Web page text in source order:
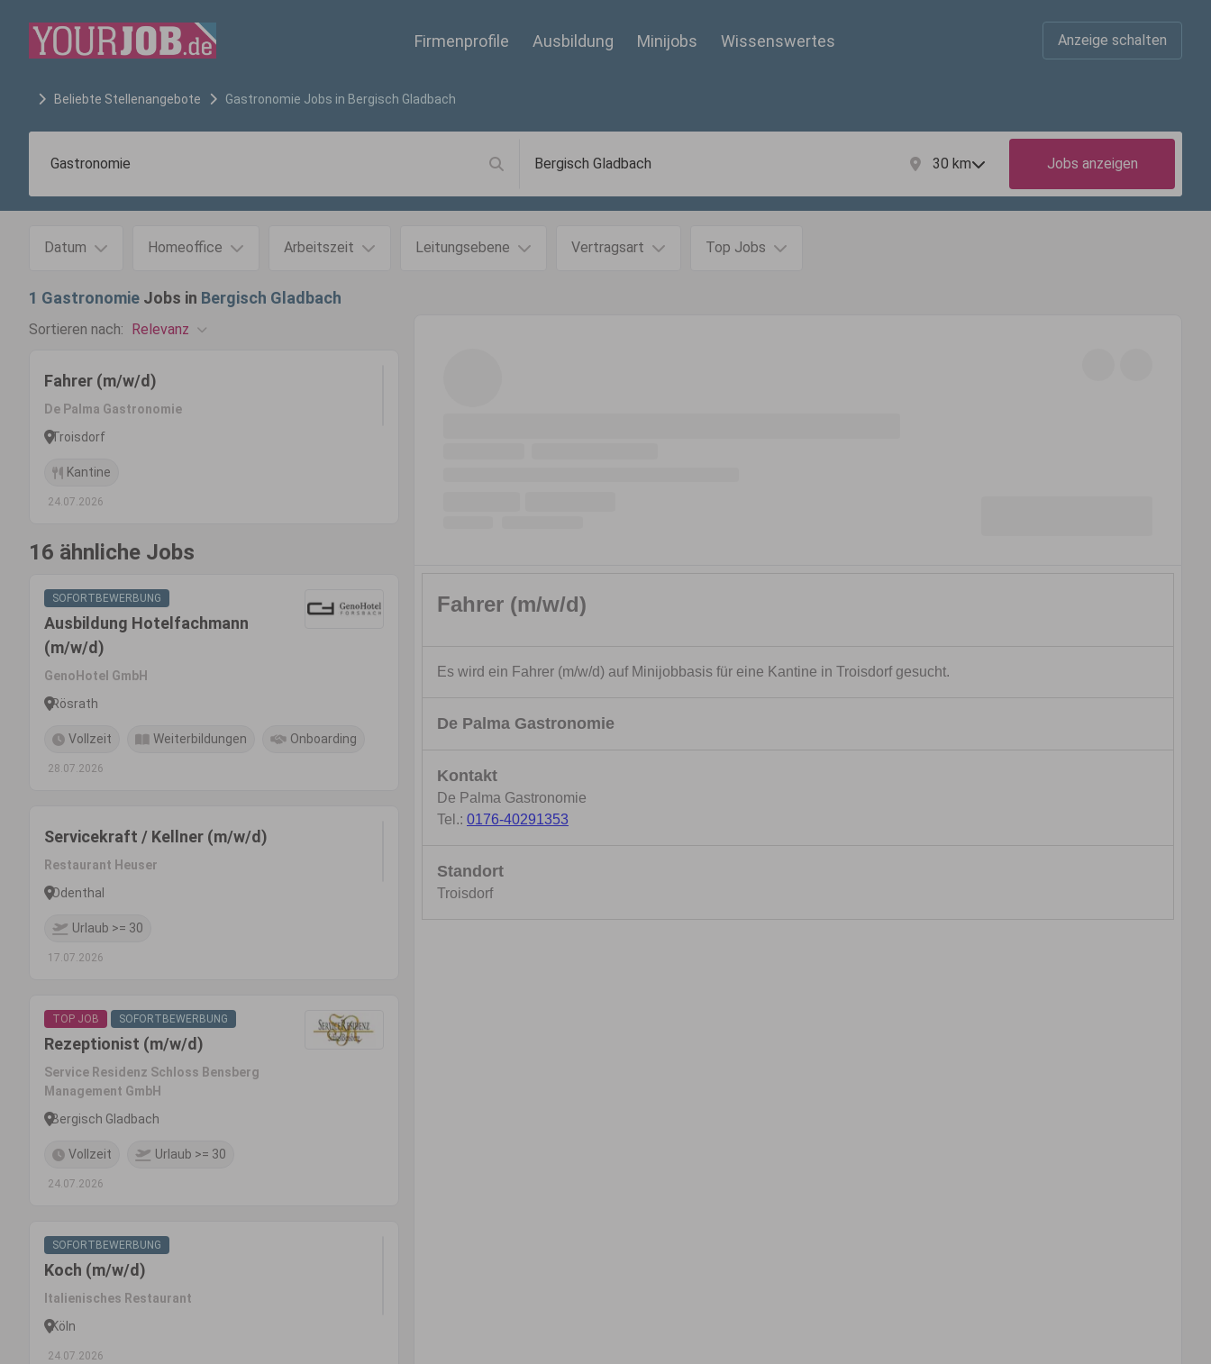
Firmenprofile Ausbildung Minijobs Wissenswertes Anzeige schalten
Beliebte Stellenangebote Gastronomie Jobs in Bergisch Gladbach
30 km Jobs anzeigen
Datum Homeoffice Arbeitszeit Leitungsebene Vertragsart Top Jobs
1 Gastronomie Jobs in Bergisch Gladbach
Sortieren nach: Relevanz
Fahrer (m/w/d)
De Palma Gastronomie
Troisdorf
Kantine
24.07.2026
16 ähnliche Jobs
SOFORTBEWERBUNG
Ausbildung Hotelfachmann
(m/w/d)
GenoHotel GmbH
Rösrath
Vollzeit Weiterbildungen Onboarding
28.07.2026
Servicekraft / Kellner (m/w/d)
Restaurant Heuser
Odenthal
Urlaub >= 30
17.07.2026
TOP JOB SOFORTBEWERBUNG
Rezeptionist (m/w/d)
Service Residenz Schloss Bensberg
Management GmbH
Bergisch Gladbach
Vollzeit Urlaub >= 30
24.07.2026
SOFORTBEWERBUNG
Koch (m/w/d)
Italienisches Restaurant
Köln
24.07.2026